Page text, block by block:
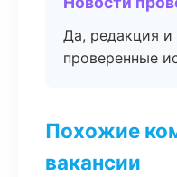
Да, редакция
проверенные
Похожие
вакансии